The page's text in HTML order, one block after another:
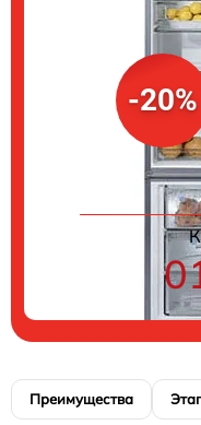
-20%
Преимущества